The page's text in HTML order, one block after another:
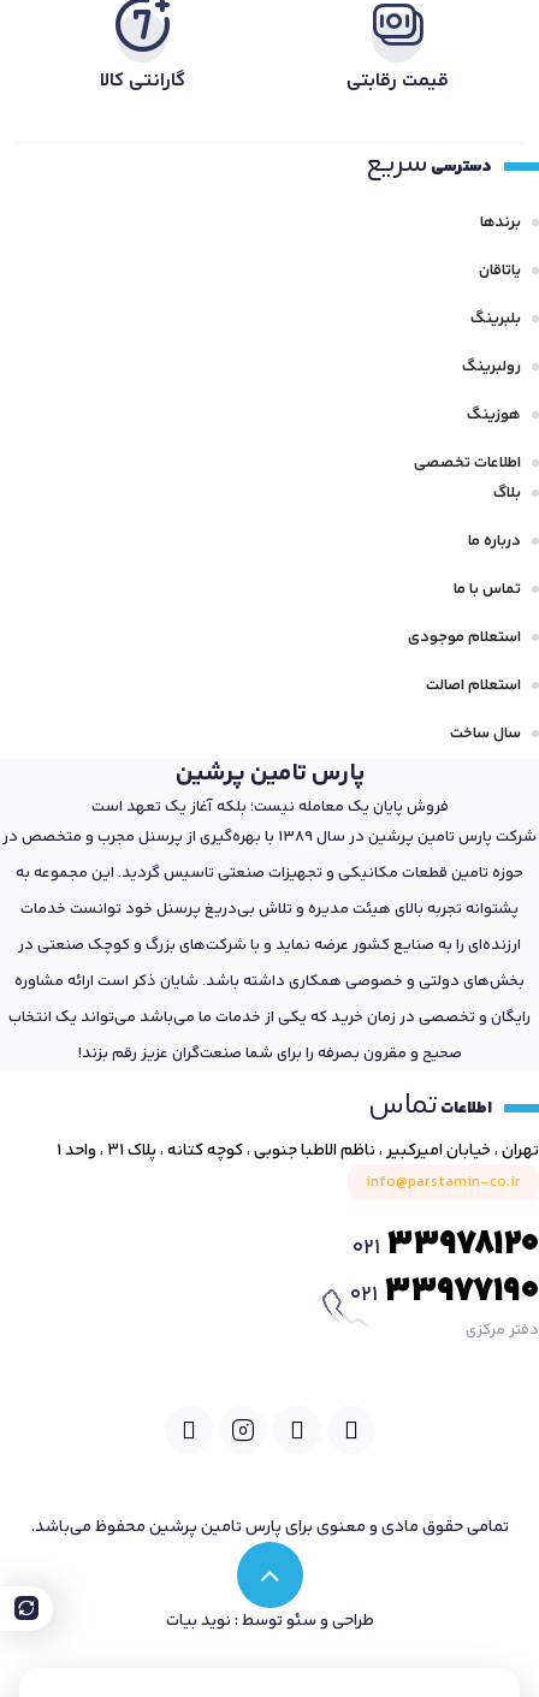
قیمت رقابتی گارانتی کالا
دسترسی سریع
برندها
یاتاقان
بلبرینگ
رولبرینگ
هوزینگ
اطلاعات تخصصی
بلاگ
درباره ما
تماس با ما
استعلام موجودی
استعلام اصالت
سال ساخت
پارس تامین پرشین
فروش پایان یک معامله نیست؛ بلکه آغاز یک تعهد است
شرکت پارس تامین پرشین در سال 1389 با بهره‌گیری از پرسنل مجرب و متخصص در
حوزه تامین قطعات مکانیکی و تجهیزات صنعتی تاسیس گردید. این مجموعه به
پشتوانه تجربه بالای هیئت مدیره و تلاش بی‌دریغ پرسنل خود توانست خدمات
ارزنده‌ای را به صنایع کشور عرضه نماید و با شرکت‌های بزرگ و کوچک صنعتی در
بخش‌های دولتی و خصوصی همکاری داشته باشد. شایان ذکر است ارائه مشاوره
رایگان و تخصصی در زمان خرید که یکی از خدمات ما می‌باشد می‌تواند یک انتخاب
صحیح و مقرون بصرفه را برای شما صنعت‌گران عزیز رقم بزند!
اطلاعاتتماس
تهران ، خیابان امیرکبیر ، ناظم الاطبا جنوبی ، کوچه کتانه ، پلاک ۳۱ ، واحد ۱
info@parstamin-co.ir
021 33978120
021 33977190
دفتر مرکزی
تمامی حقوق مادی و معنوی برای پارس تامین پرشین محفوظ می‌باشد.
طراحی و سئو توسط : نوید بیات